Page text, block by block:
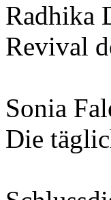
Radhika
Revival
Sonia
Die